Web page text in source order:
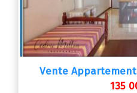
Vente
135